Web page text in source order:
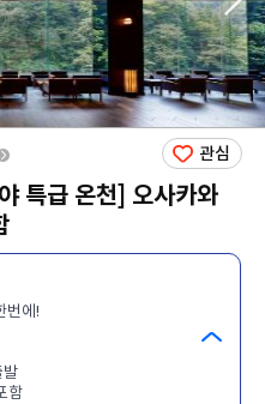
특급 온천] 오사카와
번에!
발
함
관심